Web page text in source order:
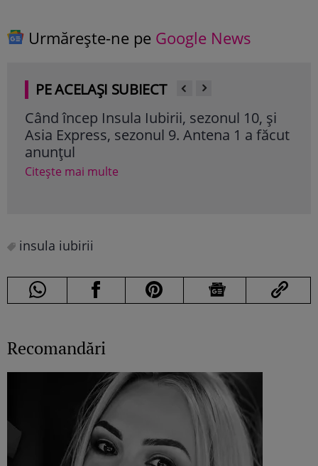
Urmărește-ne pe Google News
PE ACELAȘI SUBIECT
Când încep Insula Iubirii, sezonul 10, și
Asia Express, sezonul 9. Antena 1 a făcut
anunțul
Citește mai multe
insula iubirii
Recomandări